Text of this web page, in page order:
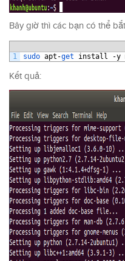
Bây giờ thì các bạn có thể
1
sudo apt -get install -y
Kết quả: